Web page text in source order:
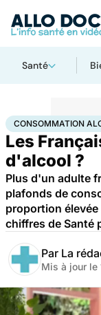
Santé
AccueilSantéMaladies
CONSOMMATION
Les
d'alcool ?
Plus d'un adulte
plafonds de
proportion
chiffres de Santé
Par La
Mis à jour le